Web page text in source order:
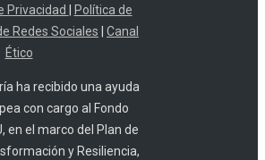
Privacidad
Política de
Redes Sociales
Canal
Ético
ha recibido una ayuda
con cargo al Fondo
en el marco del Plan de
y Resiliencia,